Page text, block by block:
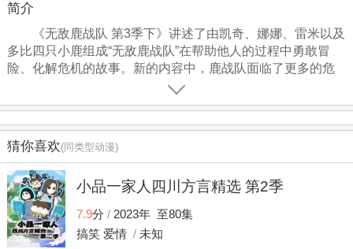
简介
《无敌鹿战队 第3季下》讲述了由凯奇、娜娜、雷米以及
多比四只小鹿组成“无敌鹿战队”在帮助他人的过程中勇敢冒
险、化解危机的故事。新的内容中，鹿战队面临了更多的危
机与挑战。闪亮岛下方的海洋广阔又美丽，无限的奥秘等待
着鹿战队的探索。鹿战队在化解危机的过程中结识了很多新
猜你喜欢(同类型动漫)
小品一家人四川方言精选 第2季
7.9分 /2023年 至80集
搞笑 爱情 /未知